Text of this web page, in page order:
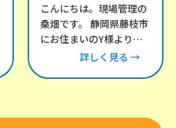
こんにちは。現場管理の
桑畑です。 静岡県藤枝市
にお住まいのY様より、
雨漏りについてお問い合
詳しく見る →